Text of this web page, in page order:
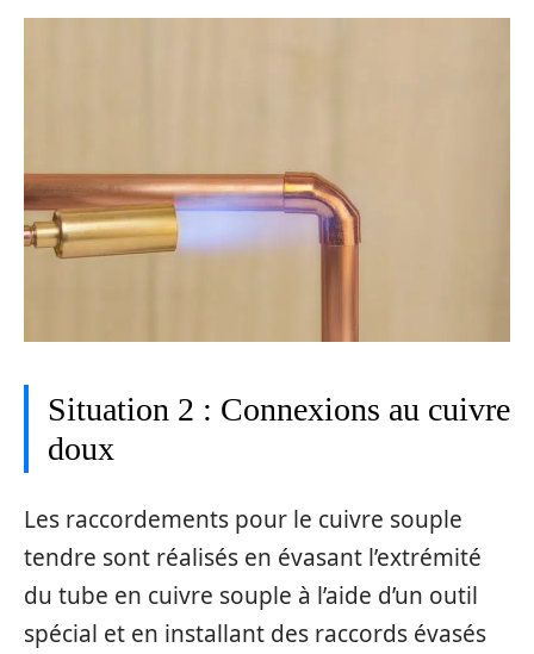
Situation 2 : Connexions au cuivre
doux
Les raccordements pour le cuivre souple
tendre sont réalisés en évasant l’extrémité
du tube en cuivre souple à l’aide d’un outil
spécial et en installant des raccords évasés